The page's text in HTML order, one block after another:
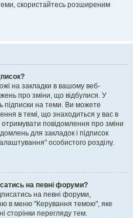
скористайтесь розширеним
на закладки в вашому веб-
про зміни, що відбулися. У
підписки на теми. Ви можете
в темі, що знаходиться у вас в
отримувати повідомлення про зміни
для закладок і підписок
особистого розділу.
на певні форуми?
на певні форуми,
в меню "Керування темою", яке
сторінки перегляду тем.